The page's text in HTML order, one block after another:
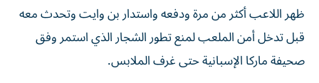
ظهر اللاعب أكثر من مرة ودفعه واستدار بن وايت وتحدث معه
قبل تدخل أمن الملعب لمنع تطور الشجار الذي استمر وفق
صحيفة ماركا الإسبانية حتى غرف الملابس.